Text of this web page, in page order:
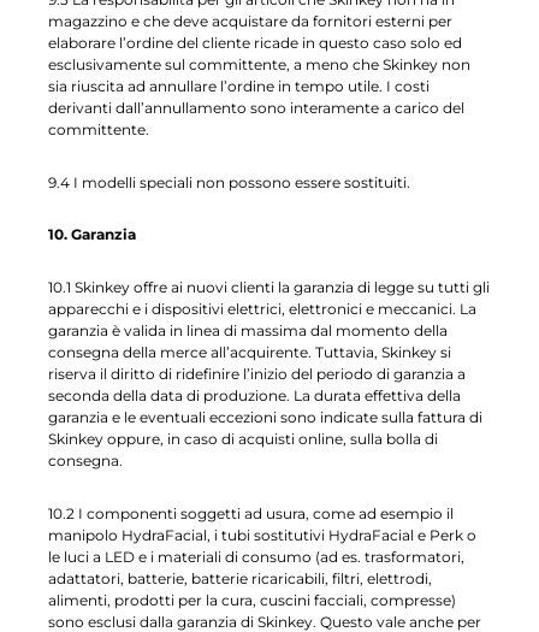
magazzino e che deve acquistare da fornitori esterni per
elaborare l’ordine del cliente ricade in questo caso solo ed
esclusivamente sul committente, a meno che Skinkey non
sia riuscita ad annullare l’ordine in tempo utile. I costi
derivanti dall’annullamento sono interamente a carico del
committente.
9.4 I modelli speciali non possono essere sostituiti.
10. Garanzia
10.1 Skinkey offre ai nuovi clienti la garanzia di legge su tutti gli
apparecchi e i dispositivi elettrici, elettronici e meccanici. La
garanzia è valida in linea di massima dal momento della
consegna della merce all’acquirente. Tuttavia, Skinkey si
riserva il diritto di ridefinire l’inizio del periodo di garanzia a
seconda della data di produzione. La durata effettiva della
garanzia e le eventuali eccezioni sono indicate sulla fattura di
Skinkey oppure, in caso di acquisti online, sulla bolla di
consegna.
10.2 I componenti soggetti ad usura, come ad esempio il
manipolo HydraFacial, i tubi sostitutivi HydraFacial e Perk o
le luci a LED e i materiali di consumo (ad es. trasformatori,
adattatori, batterie, batterie ricaricabili, filtri, elettrodi,
alimenti, prodotti per la cura, cuscini facciali, compresse)
sono esclusi dalla garanzia di Skinkey. Questo vale anche per